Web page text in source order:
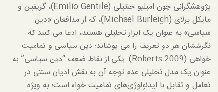
پژوهشگرانی چون امیلیو جنتیلی (Emilio Gentile)، گریفین و
مایکل برلای (Michael Burleigh)، که از مدافعان «دین
سیاسی» به عنوان یک ابزار تحلیلی هستند، ادعا می کنند که
نگرششان هر دو تعریف را می پوشاند: دین سیاسی و تمامیت
خواهی (Roberts 2009). یکی از نقاط ضعف “دین سیاسی” به
عنوان یک مدل تحلیلی عدم توجه آن به نقش ادیان سنتی در
تعامل و تقابل با ایدئولوژی‌های تمامیت خواه است؛ به ویژه